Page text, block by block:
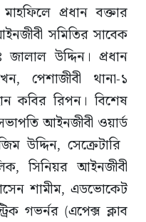
প্রধান বক্তার
সমিতির সাবেক
উদ্দিন। প্রধান
পেশাজীবী থানা-১
কবির রিপন। বিশেষ
আইনজীবী ওয়ার্ড
উদ্দিন, সেক্রেটারি
সিনিয়র আইনজীবী
শামীম, এডভোকেট
গভর্নর (এপেক্স ক্লাব